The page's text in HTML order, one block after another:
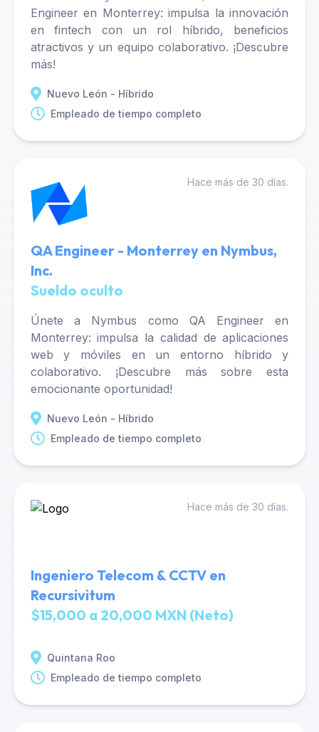
Engineer en Monterrey: impulsa la innovación
en fintech con un rol híbrido, beneficios
atractivos y un equipo colaborativo. ¡Descubre
más!
Nuevo León - Híbrido
Empleado de tiempo completo
Hace más de 30 días.
QA Engineer - Monterrey en Nymbus,
Inc.
Sueldo oculto
Únete a Nymbus como QA Engineer en
Monterrey: impulsa la calidad de aplicaciones
web y móviles en un entorno híbrido y
colaborativo. ¡Descubre más sobre esta
emocionante oportunidad!
Nuevo León - Híbrido
Empleado de tiempo completo
Hace más de 30 días.
Ingeniero Telecom & CCTV en
Recursivitum
$15,000 a 20,000 MXN (Neto)
Quintana Roo
Empleado de tiempo completo